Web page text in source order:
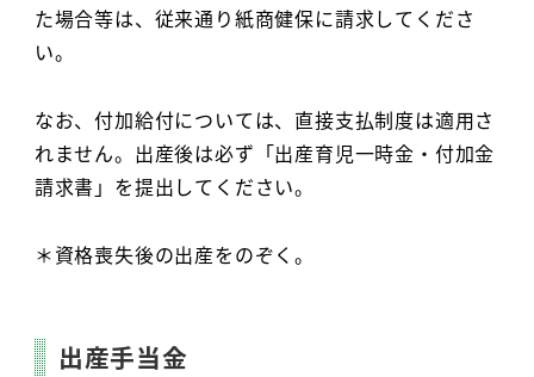
た場合等は、従来通り紙商健保に請求してくださ
い。
なお、付加給付については、直接支払制度は適用さ
れません。出産後は必ず「出産育児一時金・付加金
請求書」を提出してください。
＊資格喪失後の出産をのぞく。
出産手当金